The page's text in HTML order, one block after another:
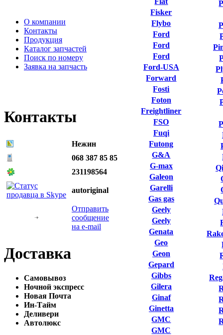
О компании
Контакты
Продукция
Каталог запчастей
Поиск по номеру
Заявка на запчасть
Контакты
Нежин
068 387 85 85
231198564
autoriginal
Отправить
сообщение
на e-mail
Доставка
Самовывоз
Ночной экспресс
Новая Почта
Ин-Тайм
Деливери
Автолюкс
Fisker
Flybo
Ford
Ford
Ford
Ford-USA
Forward
Fosti
Foton
Freightliner
FSO
Fuqi
Futong
G&A
G-max
Galeon
Garelli
Gas gas
Geely
Geely
Genata
Geo
Geon
Gepard
Gibbs
Gilera
Ginaf
Ginetta
GMC
GMC